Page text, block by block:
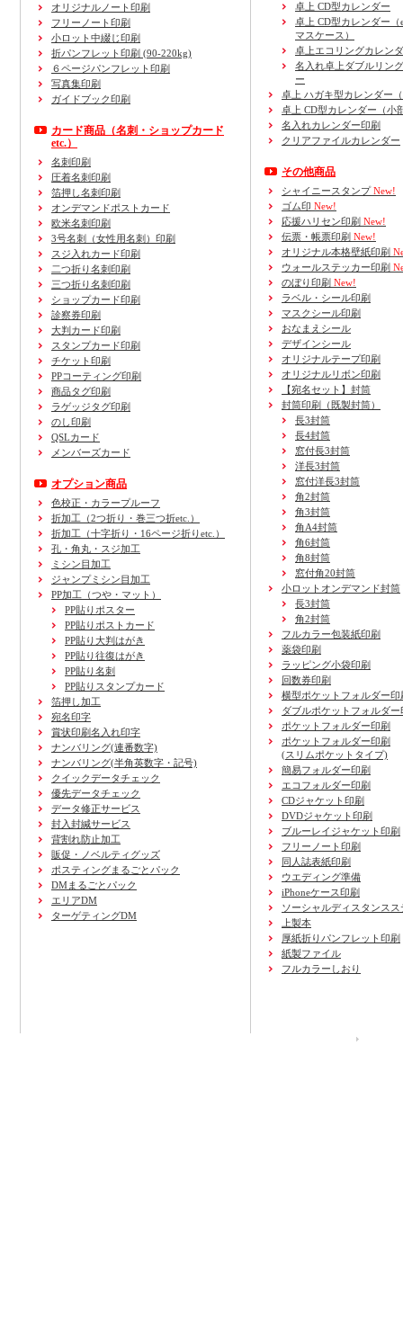
オリジナルノート印刷
フリーノート印刷
小ロット中綴じ印刷
折パンフレット印刷 (90-220kg)
６ページパンフレット印刷
写真集印刷
ガイドブック印刷
カード商品 （名刺・ショップカード
etc.）
名刺印刷
圧着名刺印刷
箔押し名刺印刷
オンデマンドポストカード
欧米名刺印刷
3号名刺
（女性用名刺） 印刷
スジ入れカード印刷
二つ折り名刺印刷
三つ折り名刺印刷
ショップカード印刷
診察券印刷
大判カード印刷
スタンプカード印刷
チケット印刷
PPコーティング印刷
商品タグ印刷
ラゲッジタグ印刷
のし印刷
QSLカード
メンバーズカード
オプション商品
色校正・カラープルーフ
折加工 （2つ折り・巻三つ折etc.）
折加工 （十字折り・16ページ折りetc.）
孔・角丸・スジ加工
ミシン目加工
ジャンプミシン目加工
PP加工 （つや・マット）
PP貼りポスター
PP貼りポストカード
PP貼り大判はがき
PP貼り往復はがき
PP貼り名刺
PP貼りスタンプカード
箔押し加工
宛名印字
賞状印刷名入れ印字
ナンバリング(連番数字)
ナンバリング(半角英数字・記号)
クイックデータチェック
優先データチェック
データ修正サービス
封入封緘サービス
背割れ防止加工
販促・ノベルティグッズ
ポスティングまるごとパック
DMまるごとパック
エリアDM
ターゲティングDM
卓上 CD型カレンダー
卓上 CD型カレンダー（
マスケース）
卓上エコリングカレン
名入れ卓上ダブルリン
ー
卓上 ハガキ型カレンダー
卓上 CD型カレンダー（小
名入れカレンダー印刷
クリアファイルカレンダー
その他商品
シャイニースタンプ New!
ゴム印 New!
応援ハリセン印刷 New!
伝票・帳票印刷 New!
オリジナル本格壁紙印刷
ウォールステッカー印刷
のぼり印刷 New!
ラベル・シール印刷
マスクシール印刷
おなまえシール
デザインシール
オリジナルテープ印刷
オリジナルリボン印刷
【宛名セット】封筒
封筒印刷
（既製封筒）
長3封筒
長4封筒
窓付長3封筒
洋長3封筒
窓付洋長3封筒
角2封筒
角3封筒
角A4封筒
角6封筒
角8封筒
窓付角20封筒
小ロットオンデマンド封筒
長3封筒
角2封筒
フルカラー包装紙印刷
薬袋印刷
ラッピング小袋印刷
回数券印刷
横型ポケットフォルダー印
ダブルポケットフォルダー
ポケットフォルダー印刷
ポケットフォルダー印刷
(スリムポケットタイプ)
簡易フォルダー印刷
エコフォルダー印刷
CDジャケット印刷
DVDジャケット印刷
ブルーレイジャケット印刷
フリーノート印刷
同人誌表紙印刷
ウエディング準備
iPhoneケース印刷
ソーシャルディスタンスス
上製本
厚紙折りパンフレット印刷
紙製ファイル
フルカラーしおり